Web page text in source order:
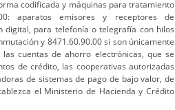
codificada y máquinas para tratamiento
aparatos emisores y receptores de
digital, para telefonía o telegrafía con hilos
y 8471.60.90.00 si son únicamente
cuentas de ahorro electrónicas, que se
de crédito, las cooperativas autorizadas
de sistemas de pago de bajo valor, de
el Ministerio de Hacienda y Crédito